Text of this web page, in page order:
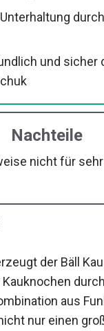
und sicher
Nachteile
nicht für
der Bäll
aus
nur einen